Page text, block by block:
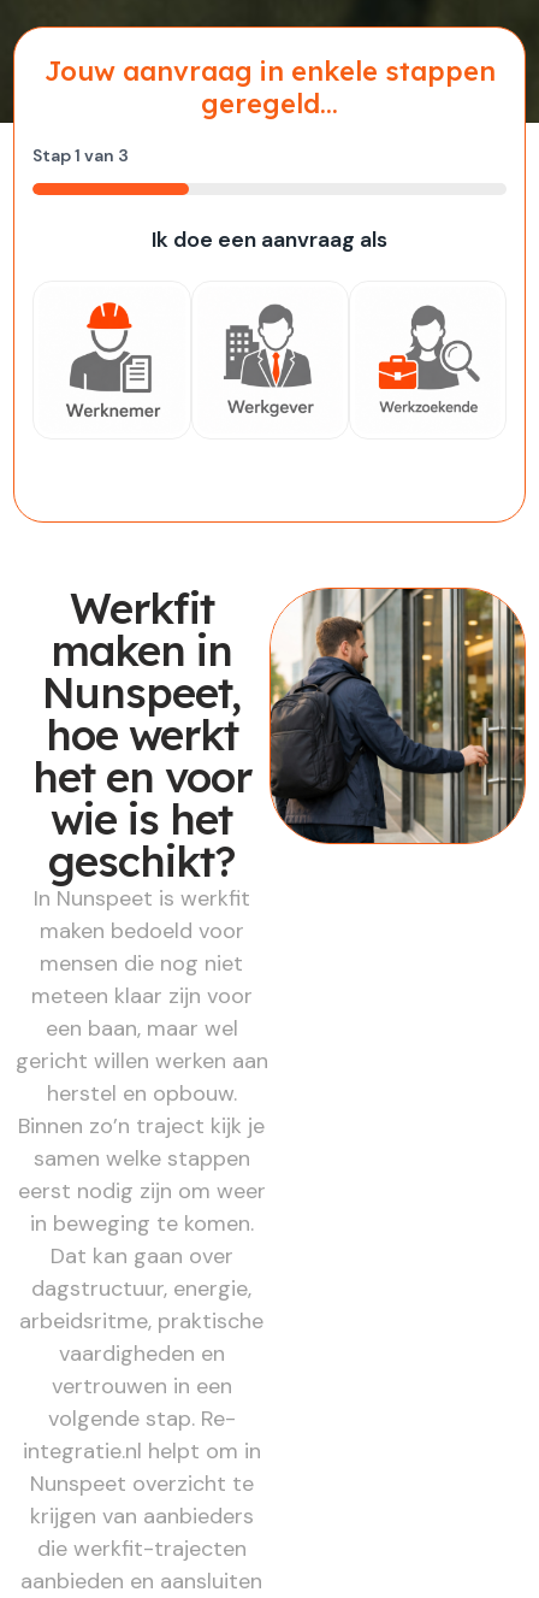
Jouw aanvraag in enkele stappen
geregeld...
Stap1 van 3
33%
Ik doe een aanvraag als
Werkfit
maken in
Nunspeet,
hoe werkt
het en voor
wie is het
geschikt?
In Nunspeet is werkfit
maken bedoeld voor
mensen die nog niet
meteen klaar zijn voor
een baan, maar wel
gericht willen werken aan
herstel en opbouw.
Binnen zo’n traject kijk je
samen welke stappen
eerst nodig zijn om weer
in beweging te komen.
Dat kan gaan over
dagstructuur, energie,
arbeidsritme, praktische
vaardigheden en
vertrouwen in een
volgende stap. Re-
integratie.nl helpt om in
Nunspeet overzicht te
krijgen van aanbieders
die werkfit-trajecten
aanbieden en aansluiten